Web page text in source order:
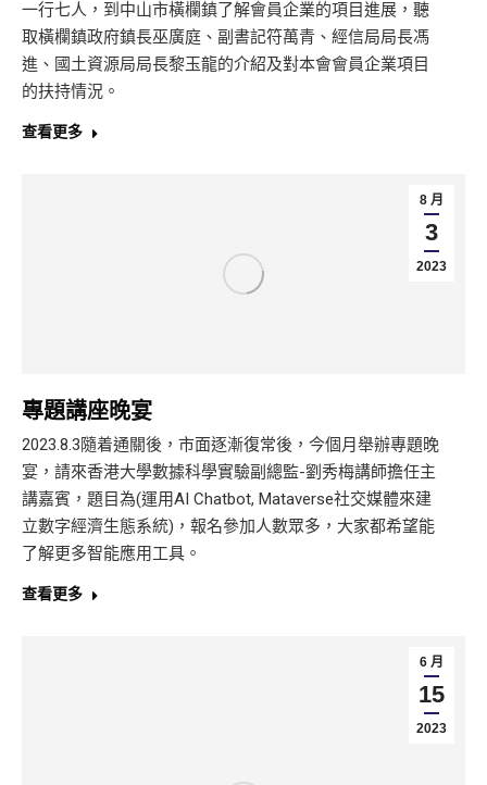
一行七人，到中山市橫欄鎮了解會員企業的項目進展，聽
取橫欄鎮政府鎮長巫廣庭、副書記符萬青、經信局局長馮
進、國土資源局局長黎玉龍的介紹及對本會會員企業項目
的扶持情況。
查看更多
8 月
3
2023
專題講座晚宴
2023.8.3隨着通關後，市面逐漸復常後，今個月舉辦專題晚
宴，請來香港大學數據科學實驗副總監-劉秀梅講師擔任主
講嘉賓，題目為(運用AI Chatbot, Mataverse社交媒體來建
立數字經濟生態系統)，報名參加人數眾多，大家都希望能
了解更多智能應用工具。
查看更多
6 月
15
2023